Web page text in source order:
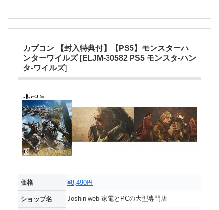
カプコン 【封入特典付】【PS5】モンスターハ
ンターワイルズ [ELJM-30582 PS5 モンスタ-ハン
タ-ワイルズ]
価格 ¥8,490円
ショップ名 Joshin web 家電とPCの大型専門店